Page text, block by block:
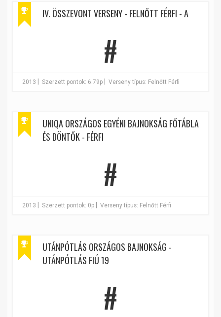
IV. ÖSSZEVONT VERSENY - FELNŐTT FÉRFI - A
#
2013 Szerzett pontok: 6.79p Verseny típus: Felnőtt Férfi
UNIQA ORSZÁGOS EGYÉNI BAJNOKSÁG FŐTÁBLA
ÉS DÖNTŐK - FÉRFI
#
2013 Szerzett pontok: 0p Verseny típus: Felnőtt Férfi
UTÁNPÓTLÁS ORSZÁGOS BAJNOKSÁG -
UTÁNPÓTLÁS FIÚ 19
#